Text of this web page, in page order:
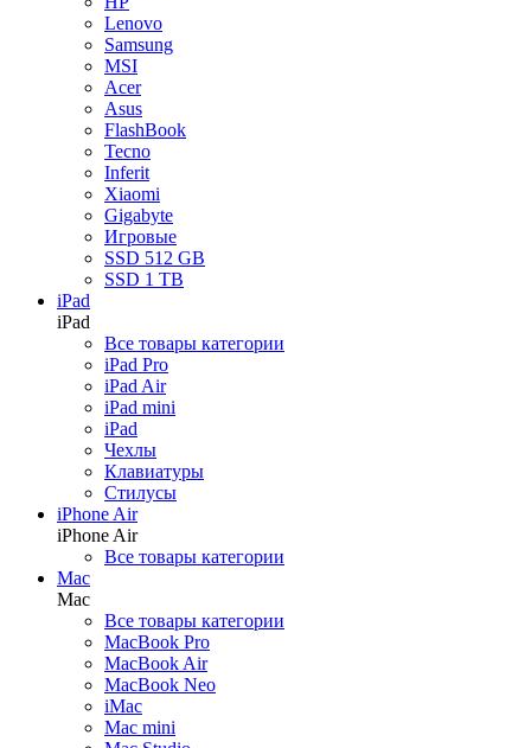
Inferit
Все ноутбуки
Аксессуары
Назад
Аксессуары
Все товары категории
Чехлы и защита
Периферия
Поисковые трекеры
Моноподы и стабилизаторы
Для дома
Накопители
Кабели и переходники
Прочее
Эхолоты
Беспроводные зарядки
Кронштейны
Гаджеты
Назад
Гаджеты
Все товары категории
Квадрокоптеры
Аксессуары для квадрокоптеров
AirTag
Apple Vision Pro
Электросамокаты
Lenovo
Samsung
MSI
Acer
Asus
FlashBook
Tecno
Inferit
Xiaomi
Gigabyte
Игровые
SSD 512 GB
SSD 1 TB
iPad
iPad
Все товары категории
iPad Pro
iPad Air
iPad mini
iPad
Чехлы
Клавиатуры
Стилусы
iPhone Air
iPhone Air
Все товары категории
Mac
Mac
Все товары категории
MacBook Pro
MacBook Air
MacBook Neo
iMac
Mac mini